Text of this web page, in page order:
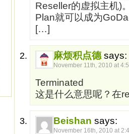
Reseller的虚拟主机)
Plan就可以成为
[…]
麻烦积点德says:
November 11th, 2010 at
Terminated
这是什么意思呢？在
Beishan says:
November 16th, 2010 at